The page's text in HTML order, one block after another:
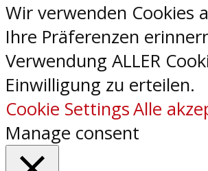
Wir verwenden Cookies
Ihre Präferenzen
Verwendung ALLER
Einwilligung zu erteilen.
Cookie SettingsAlle
Manage consent